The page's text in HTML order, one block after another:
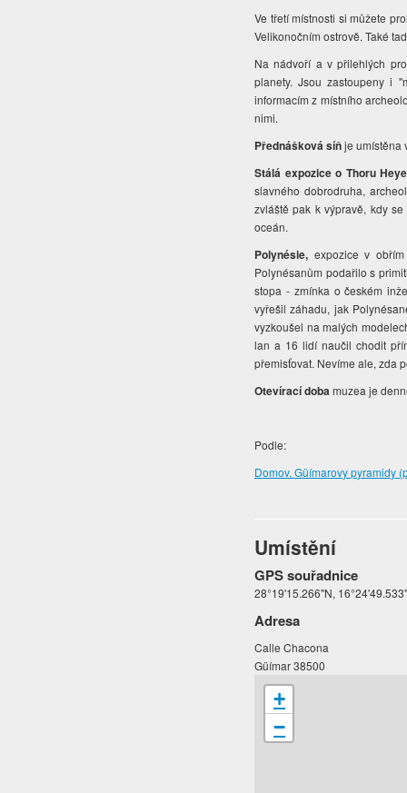
Ve třetí místnosti si můžete
Velikonočním ostrově. Také
Na nádvoří a v přilehlých
planety. Jsou zastoupeny i
informacím z místního
nimi.
Přednášková síňje umístěna
Stálá expozice o Thoru
slavného dobrodruha,
zvláště pak k výpravě, kdy
oceán.
Polynésie, expozice v
Polynésanům podařilo s
stopa - zmínka o českém
vyřešil záhadu, jak
vyzkoušel na malých
lan a 16 lidí naučil chodit
přemisťovat. Nevíme ale, zda
Otevírací dobamuzea je
Podle:
Domov. Güímarovy pyramidy
Umístění
GPS souřadnice
28°19'15.266"N,
Adresa
Calle Chacona
Güímar 38500
+
−